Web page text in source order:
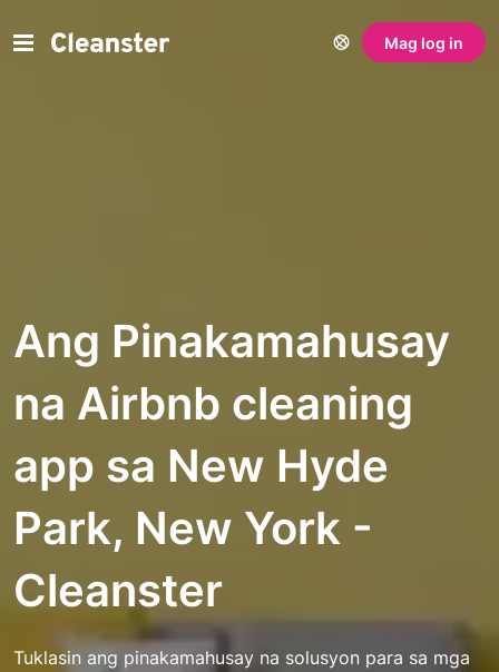
Mag log in
Ang Pinakamahusay
na Airbnb cleaning
app sa New Hyde
Park, New York -
Cleanster
Tuklasin ang pinakamahusay na solusyon para sa mga